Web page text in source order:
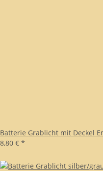
Batterie Grablicht mit Deckel
8,80 € *